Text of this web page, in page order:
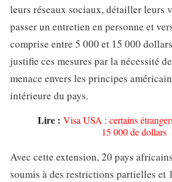
leurs réseaux sociaux, détailler leurs
passer un entretien en personne et
comprise entre 5 000 et 15 000
justifie ces mesures par la nécessité
menace envers les principes
intérieure du pays.
Lire : Visa USA : certains
15 000 de dollars
Avec cette extension, 20 pays
soumis à des restrictions partielles et